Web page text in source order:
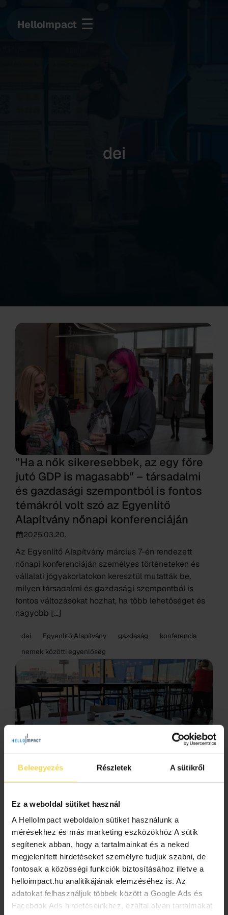
Beleegyezés Részletek A sütikről
Ez a weboldal sütiket használ
A HelloImpact weboldalon sütiket használunk a
mérésekhez és más marketing eszközökhöz A sütik
segítenek abban, hogy a tartalmainkat és a neked
megjelenített hirdetéseket személyre tudjuk szabni, de
fontosak a közösségi funkciók biztosításához illetve a
helloimpact.hu analitikájának elemzéséhez is. Az
adatokat felhasználjuk többek között a Google Ads és
Facebook Ads hirdetéseinkhez, ezáltal olyan tartalmakat
HelloImpact ☰
dei
”Ha a nők sikeresebbek, az egy főre
jutó GDP is magasabb” – társadalmi
és gazdasági szempontból is fontos
témákról volt szó az Egyenlítő
Alapítvány nőnapi konferenciáján
2025.03.20.
Az Egyenlítő Alapítvány március 7-én rendezett
nőnapi konferenciáján személyes történeteken és
vállalati jógyakorlatokon keresztül mutatták be,
milyen társadalmi és gazdasági szempontból is
fontos változásokat hozhat, ha több lehetőséget és
nagyobb […]
dei Egyenlítő Alapítvány gazdaság
konferencia
nemek közötti egyenlőség
A nonprofit szaktudás respektje
2025.03.08.
szervezetekkel tartott tapasztalatcserét az IKEA
személyek foglalkoztatása fontos területe a
vállalatok fenntarthatósági törekvéseinek. E
területen Magyarországon élen jár az IKEA, […]
dei foglalkoztatás ikea Scale Impact